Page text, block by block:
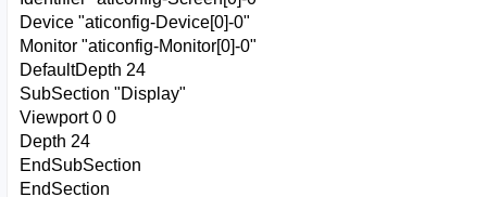
Device "aticonfig-Device[0]-0"
Monitor "aticonfig-Monitor[0]-0"
DefaultDepth 24
SubSection "Display"
Viewport 0 0
Depth 24
EndSubSection
EndSection